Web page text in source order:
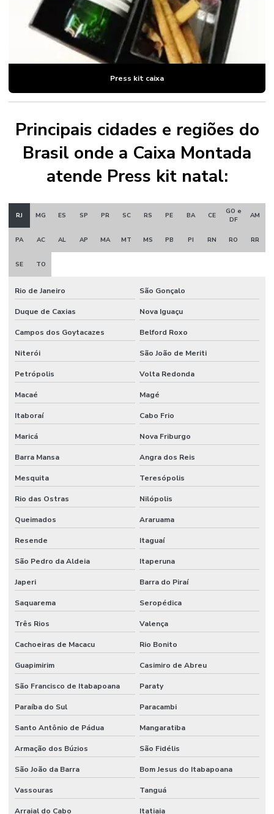
Press kit caixa
Principais cidades e regiões do
Brasil onde a Caixa Montada
atende Press kit natal:
RJ MG ES SP PR SC RS PE BA CE
GO e
DF
AM
PA AC AL AP MA MT MS PB PI RN RO RR
SE TO
Rio de Janeiro São Gonçalo
Duque de Caxias Nova Iguaçu
Campos dos Goytacazes Belford Roxo
Niterói São João de Meriti
Petrópolis Volta Redonda
Macaé Magé
Itaboraí Cabo Frio
Maricá Nova Friburgo
Barra Mansa Angra dos Reis
Mesquita Teresópolis
Rio das Ostras Nilópolis
Queimados Araruama
Resende Itaguaí
São Pedro da Aldeia Itaperuna
Japeri Barra do Piraí
Saquarema Seropédica
Três Rios Valença
Cachoeiras de Macacu Rio Bonito
Guapimirim Casimiro de Abreu
São Francisco de Itabapoana Paraty
Paraíba do Sul Paracambi
Santo Antônio de Pádua Mangaratiba
Armação dos Búzios São Fidélis
São João da Barra Bom Jesus do Itabapoana
Vassouras Tanguá
Arraial do Cabo Itatiaia